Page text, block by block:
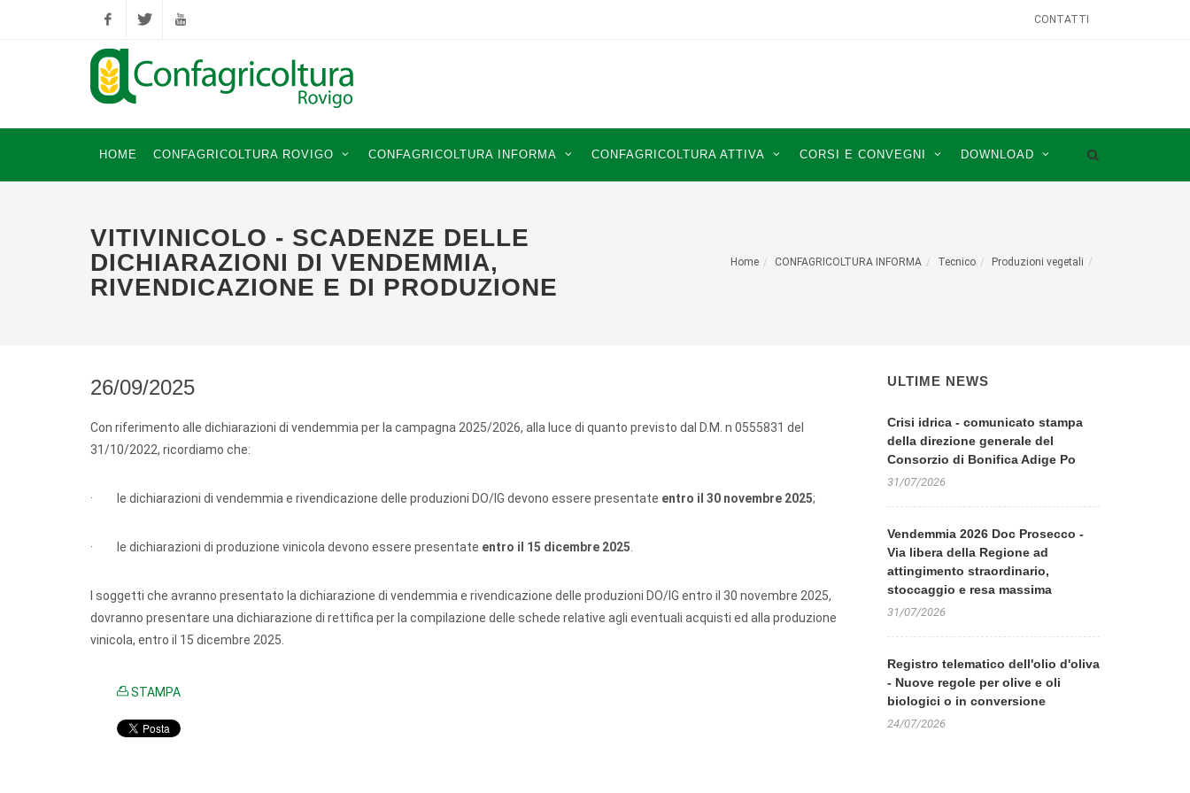
FacebookTwitter YouTube
CONTATTI
HOME CONFAGRICOLTURA ROVIGO CONFAGRICOLTURA INFORMA CONFAGRICOLTURA ATTIVA CORSI E CONVEGNI DOWNLOAD
VITIVINICOLO - SCADENZE DELLE
DICHIARAZIONI DI VENDEMMIA,
RIVENDICAZIONE E DI PRODUZIONE
Home CONFAGRICOLTURA INFORMA Tecnico Produzioni vegetali
26/09/2025
Con riferimento alle dichiarazioni di vendemmia per la campagna 2025/2026, alla luce di quanto previsto dal D.M. n 0555831 del
31/10/2022, ricordiamo che:
· le dichiarazioni di vendemmia e rivendicazione delle produzioni DO/IG devono essere presentate entro il 30 novembre 2025;
· le dichiarazioni di produzione vinicola devono essere presentate entro il 15 dicembre 2025
I soggetti che avranno presentato la dichiarazione di vendemmia e rivendicazione delle produzioni DO/IG entro il 30 novembre 2025,
dovranno presentare una dichiarazione di rettifica per la compilazione delle schede relative agli eventuali acquisti ed alla produzione
vinicola, entro il 15 dicembre 2025.
STAMPA
ULTIME NEWS
Crisi idrica - comunicato stampa
della direzione generale del
Consorzio di Bonifica Adige Po
31/07/2026
Vendemmia 2026 Doc Prosecco -
Via libera della Regione ad
attingimento straordinario,
stoccaggio e resa massima
31/07/2026
Registro telematico dell'olio d'oliva
- Nuove regole per olive e oli
biologici o in conversione
24/07/2026